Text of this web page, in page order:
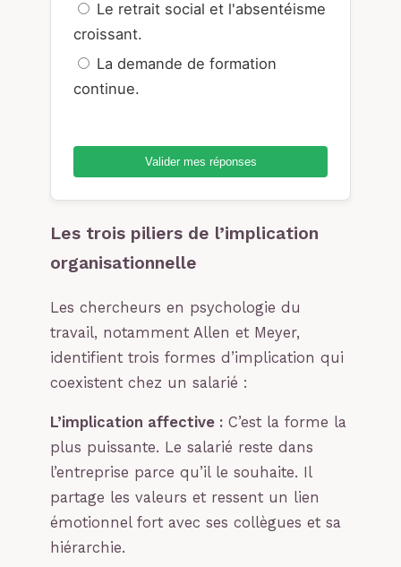
Le retrait social et l'absentéisme
croissant.
La demande de formation
continue.
Valider mes réponses
Les trois piliers de l’implication
organisationnelle
Les chercheurs en psychologie du
travail, notamment Allen et Meyer,
identifient trois formes d’implication qui
coexistent chez un salarié :
L’implication affective : C’est la forme la
plus puissante. Le salarié reste dans
l’entreprise parce qu’il le souhaite. Il
partage les valeurs et ressent un lien
émotionnel fort avec ses collègues et sa
hiérarchie.